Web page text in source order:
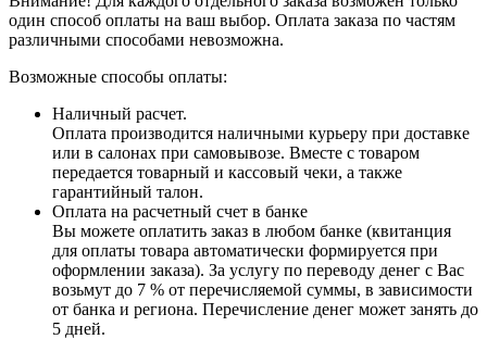
один способ оплаты на ваш выбор. Оплата заказа по частям
различными способами невозможна.
Возможные способы оплаты:
Наличный расчет.
Оплата производится наличными курьеру при доставке
или в салонах при самовывозе. Вместе с товаром
передается товарный и кассовый чеки, а также
гарантийный талон.
Оплата на расчетный счет в банке
Вы можете оплатить заказ в любом банке (квитанция
для оплаты товара автоматически формируется при
оформлении заказа). За услугу по переводу денег с Вас
возьмут до 7 % от перечисляемой суммы, в зависимости
от банка и региона. Перечисление денег может занять до
5 дней.